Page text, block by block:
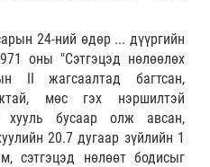
24-ний өдөр ... дүүргийн
оны "Сэтгэцэд нөлөөлөх
II жагсаалтад багтсан,
мөс гэх нэршилтэй
хууль бусаар олж авсан,
20.7 дугаар зүйлийн 1
сэтгэцэд нөлөөт бодисыг